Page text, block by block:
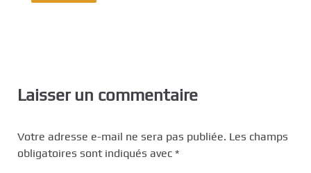
Laisser un commentaire
Votre adresse e-mail ne sera pas publiée. Les champs
obligatoires sont indiqués avec *